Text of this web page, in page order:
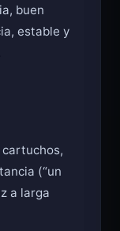
buen
estable y
(“un
a larga